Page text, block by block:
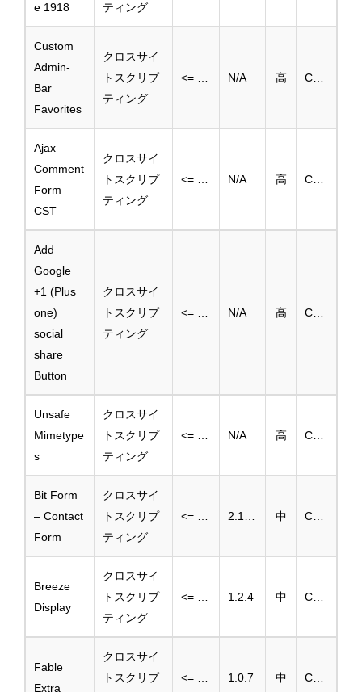
e 1918
ティング
Custom
Admin-
Bar
Favorites
クロスサイ
トスクリプ
ティング
N/A 高
Ajax
Comment
Form
CST
クロスサイ
トスクリプ
ティング
N/A 高
Add
Google
+1 (Plus
one)
social
share
Button
クロスサイ
トスクリプ
ティング
N/A 高
Unsafe
Mimetype
s
クロスサイ
トスクリプ
ティング
N/A 高
Bit Form
– Contact
Form
クロスサイ
トスクリプ
ティング
中
Breeze
Display
クロスサイ
トスクリプ
ティング
1.2.4 中
Fable
Extra
クロスサイ
トスクリプ
1.0.7 中